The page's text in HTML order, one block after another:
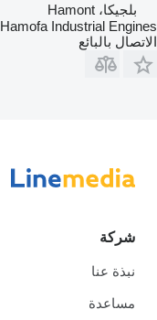
بلجيكا، Hamont
Hamofa Industrial Engines
الاتصال بالبائع
شركة
نبذة عنا
مساعدة